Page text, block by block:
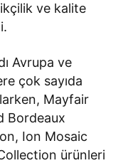
ve kalite
Avrupa ve
çok sayıda
Mayfair
Bordeaux
Ion Mosaic
ürünleri